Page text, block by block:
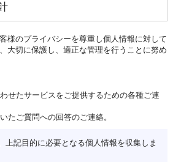
様のプライバシーを尊重し個人情報に対して
大切に保護し、適正な管理を行うことに努め
せたサービスをご提供するための各種ご連
たご質問への回答のご連絡。
上記目的に必要となる個人情報を収集しま